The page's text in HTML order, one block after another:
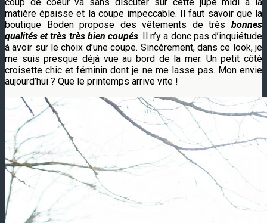
matière épaisse et la coupe impeccable. Il faut savoir que la
boutique Boden propose des vêtements de très bonnes
qualités et très très bien coupés. Il n’y a donc pas d’inquiétude
à avoir sur le choix d’une coupe. Sincèrement, dans ce look, je
me suis presque déjà vue au bord de la mer. Un petit côté
croisette chic et féminin dont je ne me lasse pas. Mon envie
aujourd’hui ? Que le printemps arrive vite !